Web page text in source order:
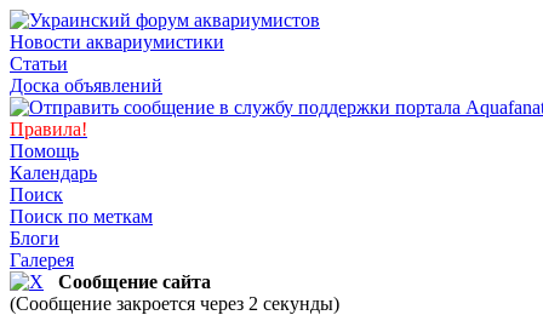
Новости аквариумистики
Статьи
Доска объявлений
Правила!
Помощь
Календарь
Поиск
Поиск по меткам
Блоги
Галерея
Сообщение сайта
(Сообщение закроется через 2 секунды)